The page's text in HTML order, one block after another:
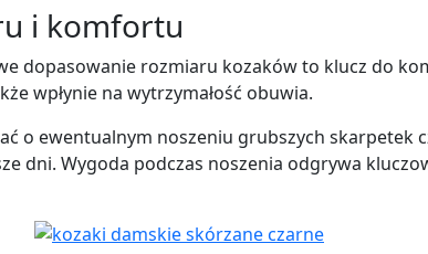
i komfortu
dopasowanie rozmiaru kozaków to klucz do
wpłynie na wytrzymałość obuwia.
o ewentualnym noszeniu grubszych skarpetek
dni. Wygoda podczas noszenia odgrywa